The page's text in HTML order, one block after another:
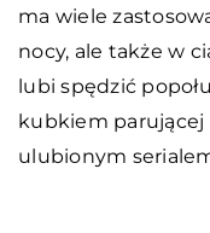
ma wiele
nocy, ale także w
lubi spędzić
kubkiem parującej
ulubionym